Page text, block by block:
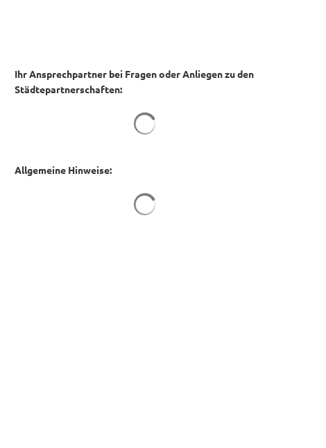
Ihr Ansprechpartner bei Fragen oder Anliegen zu den
Städtepartnerschaften:
Allgemeine Hinweise: